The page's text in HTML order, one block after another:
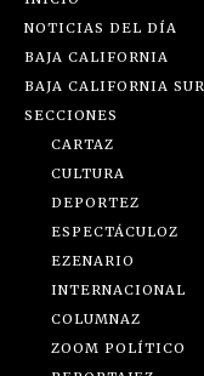
NOTICIAS DEL DÍA
BAJA CALIFORNIA
BAJA CALIFORNIA SUR
SECCIONES
CARTAZ
CULTURA
DEPORTEZ
ESPECTÁCULOZ
EZENARIO
INTERNACIONAL
COLUMNAZ
ZOOM POLÍTICO